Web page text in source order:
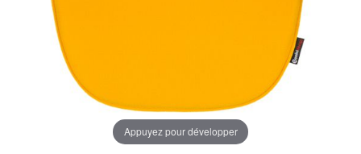
Appuyez pour développer